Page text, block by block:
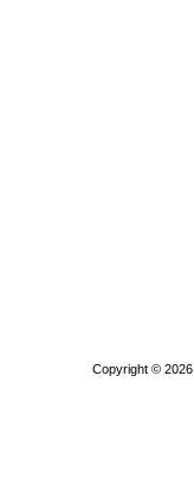
Copyright © 2026